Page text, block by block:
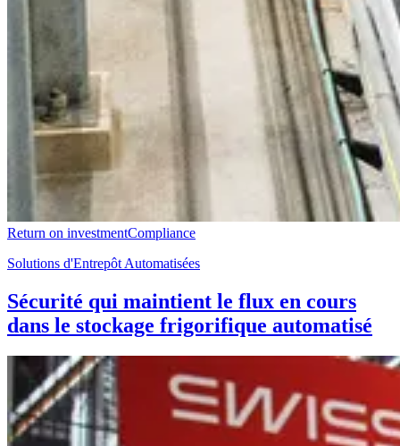
Return on investmentCompliance
Solutions d'Entrepôt Automatisées
Sécurité qui maintient le flux en cours
dans le stockage frigorifique automatisé